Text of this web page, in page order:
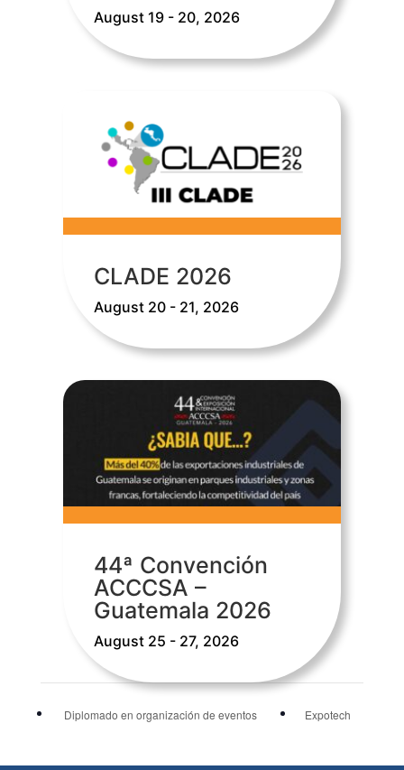
August 19 - 20, 2026
CLADE 2026
August 20 - 21, 2026
44ª Convención
ACCCSA –
Guatemala 2026
August 25 - 27, 2026
Diplomado en organización de eventos Expotech